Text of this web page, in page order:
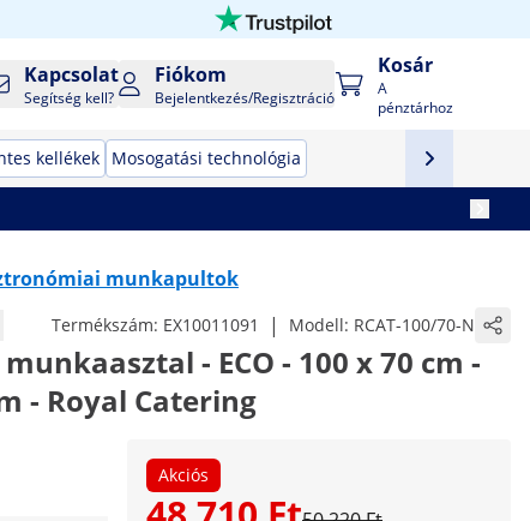
Kapcsolat
Segítség kell?
Fiókom
Bejelentkezés/Regisztráció
Kosár
A
pénztárhoz
kellékek Mosogatási technológia
munkapultok
Termékszám: EX10011091 | Modell: RCAT-100/70-N
- ECO - 100 x 70 cm -
- Royal Catering
Akciós